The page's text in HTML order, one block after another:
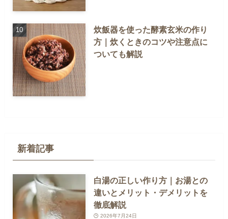
炊飯器を使った酵素玄米の作り
方｜炊くときのコツや注意点に
ついても解説
新着記事
白湯の正しい作り方｜お湯との
違いとメリット・デメリットを
徹底解説
2026年7月24日